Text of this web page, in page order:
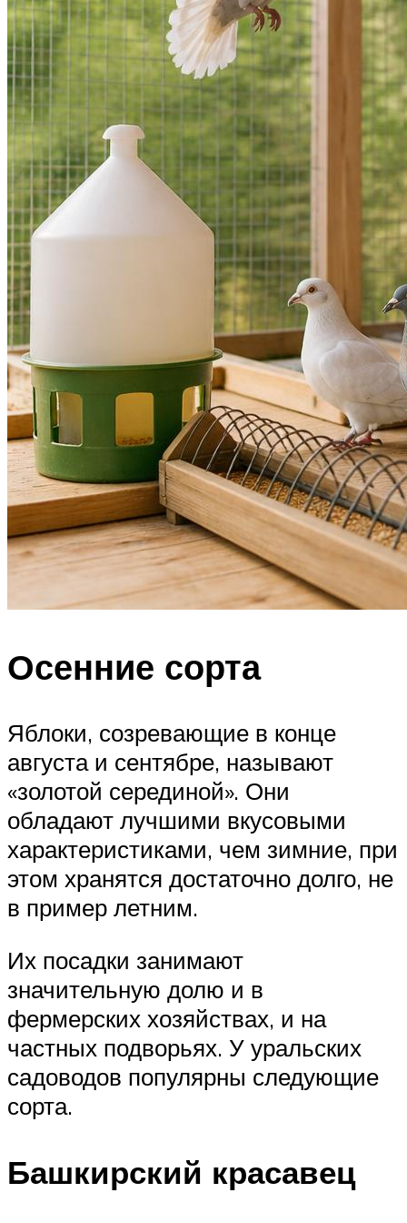
Осенние сорта
Яблоки, созревающие в конце
августа и сентябре, называют
«золотой серединой». Они
обладают лучшими вкусовыми
характеристиками, чем зимние, при
этом хранятся достаточно долго, не
в пример летним.
Их посадки занимают
значительную долю и в
фермерских хозяйствах, и на
частных подворьях. У уральских
садоводов популярны следующие
сорта.
Башкирский красавец